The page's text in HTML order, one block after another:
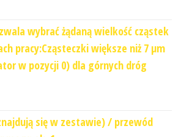
wybrać żądaną wielkość cząstek
pracy:Cząsteczki większe niż 7 μm
w pozycji 0) dla górnych dróg
się w zestawie) / przewód